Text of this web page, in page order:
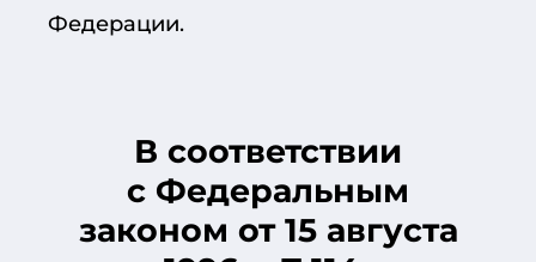
Федерации.
В соответствии
с Федеральным
законом от 15 августа